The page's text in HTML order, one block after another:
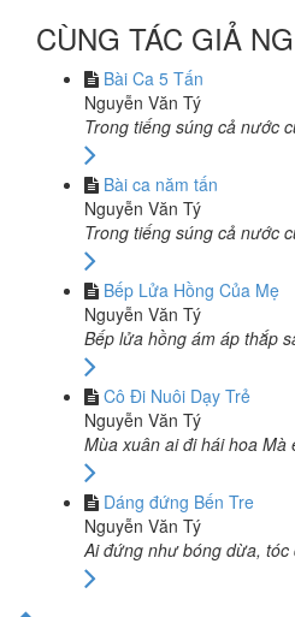
CÙNG TÁC GIẢ
Bài Ca 5 Tấn
Nguyễn Văn Tý
Trong tiếng súng cả nước
Bài ca năm tấn
Nguyễn Văn Tý
Trong tiếng súng cả nước
Bếp Lửa Hồng Của Mẹ
Nguyễn Văn Tý
Bếp lửa hồng ám áp thắp
Cô Đi Nuôi Dạy Trẻ
Nguyễn Văn Tý
Mùa xuân ai đi hái hoa
Dáng đứng Bến Tre
Nguyễn Văn Tý
Ai đứng như bóng dừa,